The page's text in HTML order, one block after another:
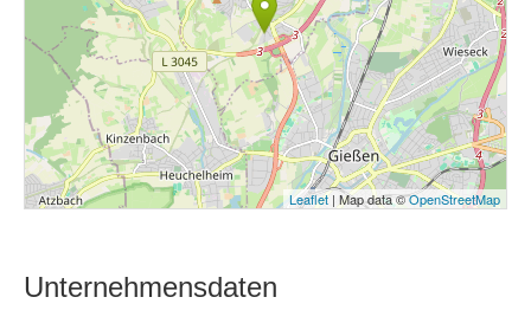
Leaflet| Map data ©OpenStreetMap
Unternehmensdaten